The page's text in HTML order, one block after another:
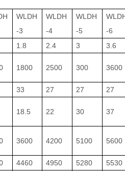
WLDH
-3
WLDH
-4
WLDH
-5
-6
1.8 2.4 3 3.6
1800 2500 300 3600
33 27 27 27
18.5 22 30 37
3600 4200 5100 5600
4460 4950 5280 5530